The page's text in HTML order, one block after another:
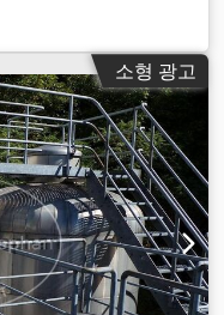
소형 광고